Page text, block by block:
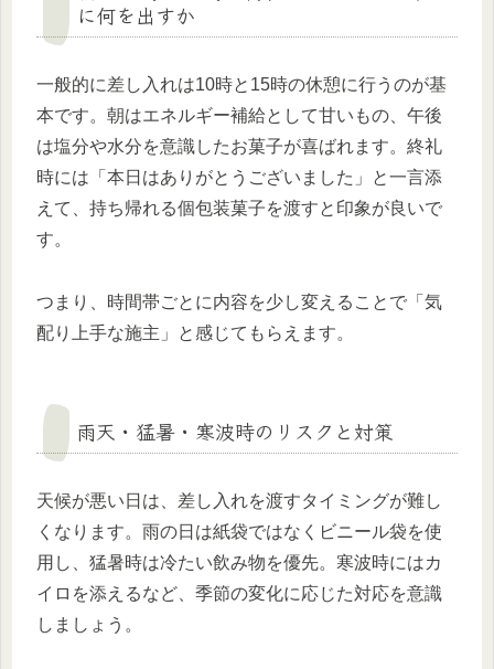
に何を出すか
一般的に差し入れは10時と15時の休憩に行うのが基
本です。朝はエネルギー補給として甘いもの、午後
は塩分や水分を意識したお菓子が喜ばれます。終礼
時には「本日はありがとうございました」と一言添
えて、持ち帰れる個包装菓子を渡すと印象が良いで
す。
つまり、時間帯ごとに内容を少し変えることで「気
配り上手な施主」と感じてもらえます。
雨天・猛暑・寒波時のリスクと対策
天候が悪い日は、差し入れを渡すタイミングが難し
くなります。雨の日は紙袋ではなくビニール袋を使
用し、猛暑時は冷たい飲み物を優先。寒波時にはカ
イロを添えるなど、季節の変化に応じた対応を意識
しましょう。